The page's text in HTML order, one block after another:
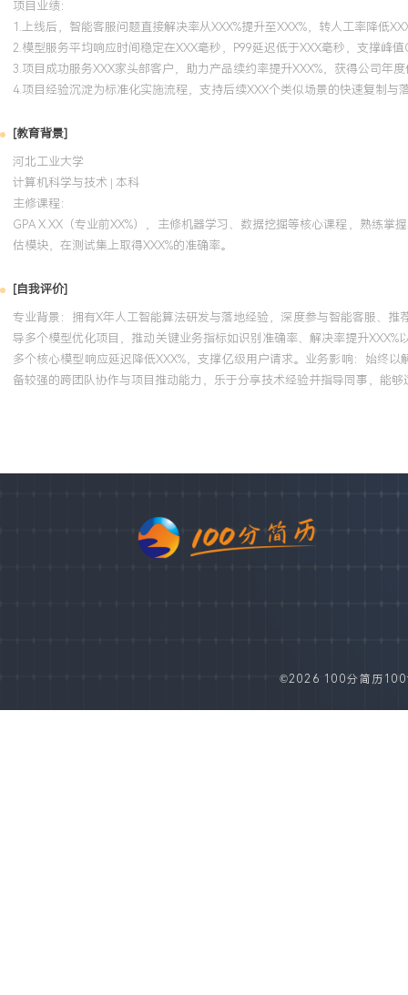
项目业绩：
1.上线后，智能客服问题直接解决率从XXX%提升至XXX%，转人工率降低
2.模型服务平均响应时间稳定在XXX毫秒，P99延迟低于XXX毫秒，支撑峰值
3.项目成功服务XXX家头部客户，助力产品续约率提升XXX%，获得公司年
4.项目经验沉淀为标准化实施流程，支持后续XXX个类似场景的快速复制与
[教育背景]
河北工业大学
计算机科学与技术 | 本科
主修课程：
GPA X.XX（专业前XX%），主修机器学习、数据挖掘等核心课程，熟练
估模块，在测试集上取得XXX%的准确率。
[自我评价]
专业背景：拥有X年人工智能算法研发与落地经验，深度参与智能客服、
导多个模型优化项目，推动关键业务指标如识别准确率、解决率提升
多个核心模型响应延迟降低XXX%，支撑亿级用户请求。业务影响：始终
备较强的跨团队协作与项目推动能力，乐于分享技术经验并指导同事，能
©2026 100分简历